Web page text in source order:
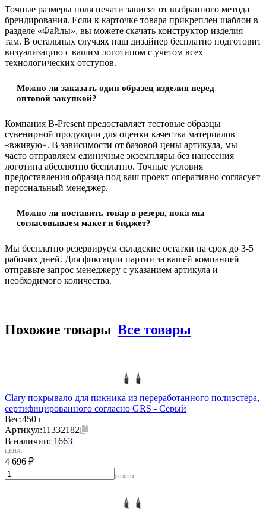
Точные размеры поля печати зависят от выбранного метода
брендирования. Если к карточке товара прикреплен шаблон в
разделе «Файлы», вы можете скачать конструктор изделия
там. В остальных случаях наш дизайнер бесплатно подготовит
визуализацию с вашим логотипом с учетом всех
технологических отступов.
Можно ли заказать один образец изделия перед
оптовой закупкой?
Компания B-Present предоставляет тестовые образцы
сувенирной продукции для оценки качества материалов
«вживую». В зависимости от базовой цены артикула, мы
часто отправляем единичные экземпляры без нанесения
логотипа абсолютно бесплатно. Точные условия
предоставления образца под ваш проект оперативно согласует
персональный менеджер.
Можно ли поставить товар в резерв, пока мы
согласовываем макет и бюджет?
Мы бесплатно резервируем складские остатки на срок до 3-5
рабочих дней. Для фиксации партии за вашей компанией
отправьте запрос менеджеру с указанием артикула и
необходимого количества.
Похожие товары Все товары
Clary покрывало для пикника из переработанного полиэстера,
сертифицированного согласно GRS - Серый
Вес:450 г
Артикул:11332182
В наличии: 1663
ЦЕНА:
4 696 ₽